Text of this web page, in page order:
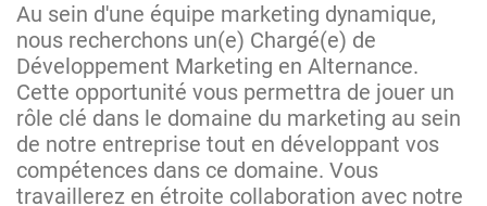
Au sein d'une équipe marketing dynamique,
nous recherchons un(e) Chargé(e) de
Développement Marketing en Alternance.
Cette opportunité vous permettra de jouer un
rôle clé dans le domaine du marketing au sein
de notre entreprise tout en développant vos
compétences dans ce domaine. Vous
travaillerez en étroite collaboration avec notre